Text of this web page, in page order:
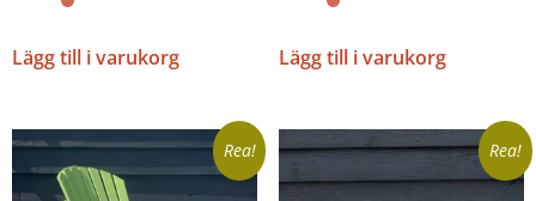
Lägg till i varukorg Lägg till i varukorg
Rea! Rea!